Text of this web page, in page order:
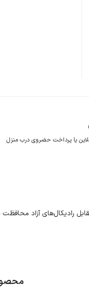
یا پرداخت حضروی درب منزل
رادیکال‌های آزاد